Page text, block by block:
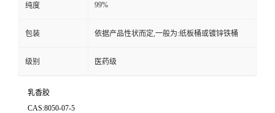
纯度 99%
包装 依据产品性状而定,一般为:纸板桶或镀锌铁桶
级别 医药级
乳香胶
CAS:8050-07-5